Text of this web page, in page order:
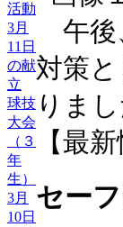
活動
3月
11日
の献
立
球技
大会
（３
年
生）
3月
10日
午後
対策
りまし
【最
セー